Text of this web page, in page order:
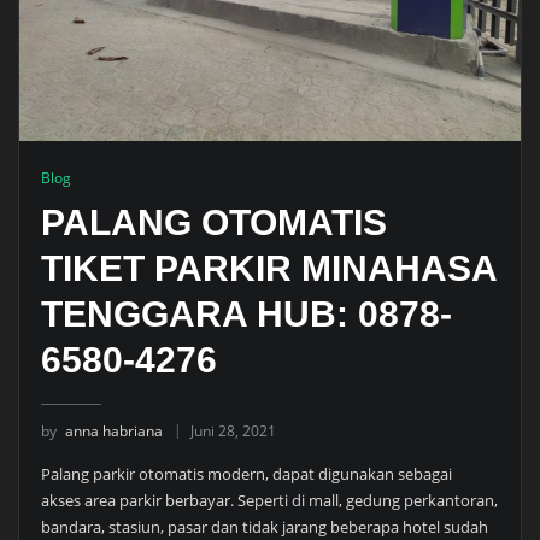
Blog
PALANG OTOMATIS
TIKET PARKIR MINAHASA
TENGGARA HUB: 0878-
6580-4276
by anna habriana Juni 28, 2021
Palang parkir otomatis modern, dapat digunakan sebagai
akses area parkir berbayar. Seperti di mall, gedung perkantoran,
bandara, stasiun, pasar dan tidak jarang beberapa hotel sudah